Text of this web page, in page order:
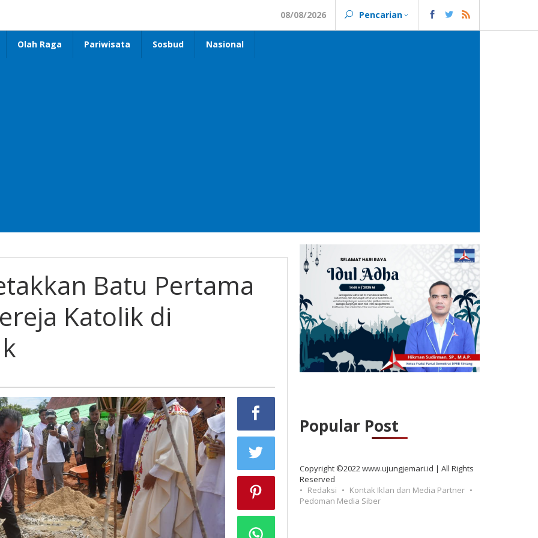
08/08/2026 Pencarian
Olah Raga Pariwisata Sosbud Nasional
Batu Pertama
Katolik di
Popular Post
Copyright ©2022 www.ujungjemari.id | All Rights
Reserved
Redaksi
Kontak Iklan dan Media Partner
Pedoman Media Siber